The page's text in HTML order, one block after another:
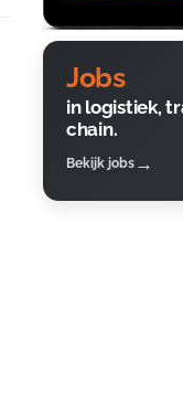
Jobs
in logistiek,
chain.
Bekijk jobs